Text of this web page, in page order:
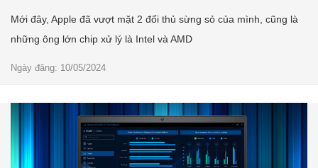
Mới đây, Apple đã vượt mặt 2 đối thủ sừng sỏ của mình, cũng là
những ông lớn chip xử lý là Intel và AMD
Ngày đăng: 10/05/2024